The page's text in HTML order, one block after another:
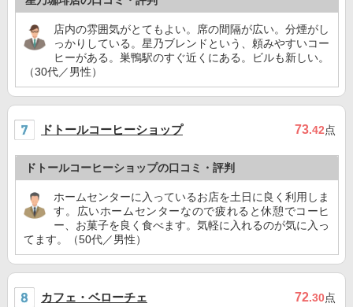
店内の雰囲気がとてもよい。席の間隔が広い。分煙がし
っかりしている。星乃ブレンドという、頼みやすいコー
ヒーがある。巣鴨駅のすぐ近くにある。ビルも新しい。
（30代／男性）
ドトールコーヒーショップ 73.42点
ドトールコーヒーショップの口コミ・評判
ホームセンターに入っているお店を土日に良く利用しま
す。広いホームセンターなので疲れると休憩でコーヒ
ー、お菓子を良く食べます。気軽に入れるのが気に入っ
てます。（50代／男性）
カフェ・ベローチェ 72.30点